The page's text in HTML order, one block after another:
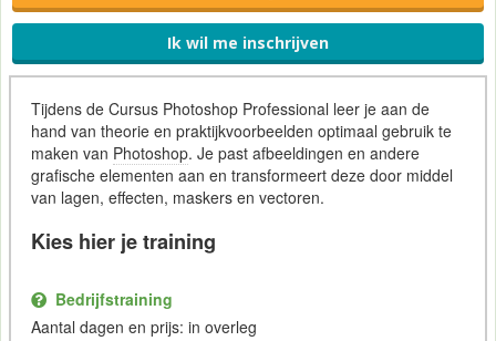
Ik wil me inschrijven
Tijdens de Cursus Photoshop Professional leer je aan de
hand van theorie en praktijkvoorbeelden optimaal gebruik te
maken van Photoshop. Je past afbeeldingen en andere
grafische elementen aan en transformeert deze door middel
van lagen, effecten, maskers en vectoren.
Kies hier je training
Bedrijfstraining
Aantal dagen en prijs: in overleg